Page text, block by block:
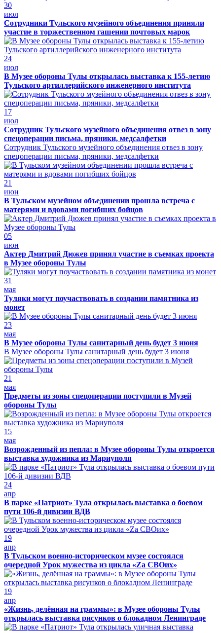
30
июл
Сотрудники Тульского музейного объединения приняли
участие в торжественном гашении почтовых марок
24
июл
В Музее обороны Тулы открылась выставка к 155-летию
Тульского артиллерийского инженерного института
17
июл
Сотрудник Тульского музейного объединения отвез в зону
спецоперации письма, пряники, медсалфетки
Сотрудник Тульского музейного объединения отвез в зону
спецоперации письма, пряники, медсалфетки
21
июн
В Тульском музейном объединении прошла встреча с
матерями и вдовами погибших бойцов
05
июн
Актер Дмитрий Дюжев принял участие в съемках проекта
в Музее обороны Тулы
31
мая
Туляки могут поучаствовать в создании памятника из
монет
23
мая
В Музее обороны Тулы санитарный день будет 3 июня
В Музее обороны Тулы санитарный день будет 3 июня
21
мая
Предметы из зоны спецоперации поступили в Музей
обороны Тулы
15
мая
Возрожденный из пепла: в Музее обороны Тулы откроется
выставка художника из Мариуполя
24
апр
В парке «Патриот» Тула открылась выставка о боевом
пути 106-й дивизии ВДВ
19
апр
В Тульском военно-историческом музее состоялся
очередной Урок мужества из цикла «Zа СВОих»
19
апр
«Жизнь, делённая на граммы»: в Музее обороны Тулы
открылась выставка рисунков о блокадном Ленинграде